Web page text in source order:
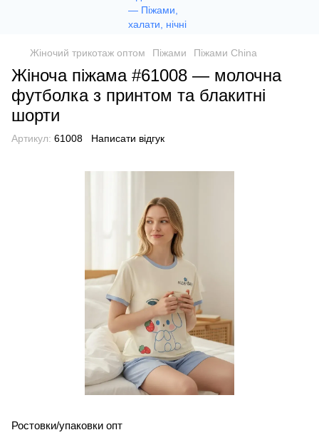
Жіночий трикотаж оптом Піжами Піжами China
Жіноча піжама #61008 — молочна
футболка з принтом та блакитні
шорти
Артикул: 61008 Написати відгук
Ростовки/упаковки опт